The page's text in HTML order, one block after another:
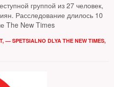
группой из 27 человек,
Расследование длилось 10
The New Times
— SPETSIALNO DLYA THE NEW TIMES,